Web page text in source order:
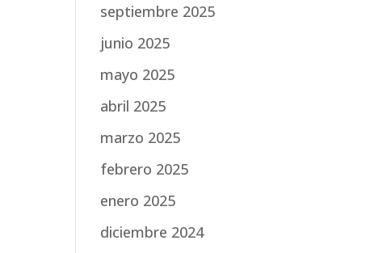
septiembre 2025
junio 2025
mayo 2025
abril 2025
marzo 2025
febrero 2025
enero 2025
diciembre 2024